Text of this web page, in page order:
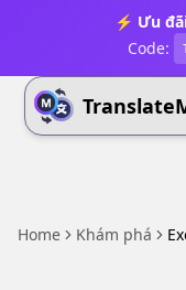
⚡ Ưu
Code:
Home Khám phá